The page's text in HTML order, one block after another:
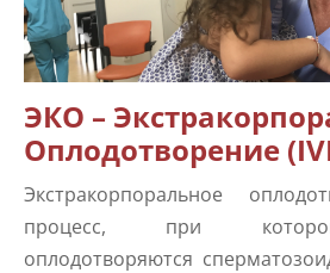
ЭКО –
Оплодотворение
Экстракорпоральное
процесс, при
оплодотворяются